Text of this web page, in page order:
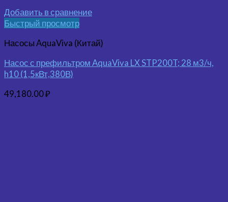
Добавить в сравнение
Быстрый просмотр
Насосы AquaViva (Китай)
Насос с префильтром AquaViva LX STP200T; 28 м3/ч,
h10 (1,5кВт,380В)
49,180.00₽